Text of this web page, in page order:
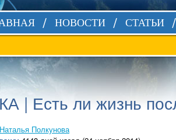
НОВОСТИ СТАТЬИ
| Есть ли жизнь
Наталья Полкунова